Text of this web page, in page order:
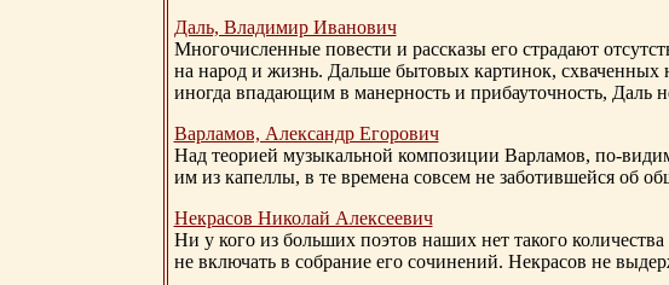
Даль, Владимир Иванович
Многочисленные повести и рассказы его страдают
на народ и жизнь. Дальше бытовых картинок, схваченных
иногда впадающим в манерность и прибауточность, Даль
Варламов, Александр Егорович
Над теорией музыкальной композиции Варламов, по-
им из капеллы, в те времена совсем не заботившейся об
Некрасов Николай Алексеевич
Ни у кого из больших поэтов наших нет такого
не включать в собрание его сочинений. Некрасов не